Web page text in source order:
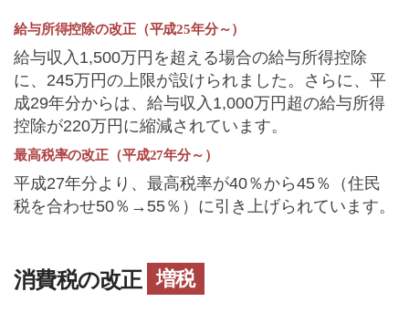
給与所得控除の改正（平成25年分～）
給与収入1,500万円を超える場合の給与所得控除
に、245万円の上限が設けられました。さらに、平
成29年分からは、給与収入1,000万円超の給与所得
控除が220万円に縮減されています。
最高税率の改正（平成27年分～）
平成27年分より、最高税率が40％から45％（住民
税を合わせ50％→55％）に引き上げられています。
消費税の改正 増税